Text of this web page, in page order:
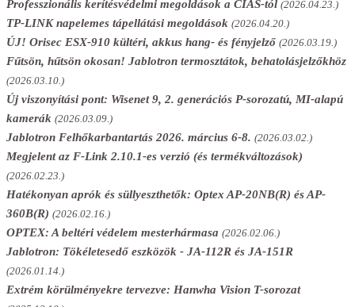
Professzionális kerítésvédelmi megoldások a CIAS-tól (2026.04.23.)
TP-LINK napelemes tápellátási megoldások (2026.04.20.)
ÚJ! Orisec ESX-910 kültéri, akkus hang- és fényjelző (2026.03.19.)
Fűtsön, hűtsön okosan! Jablotron termosztátok, behatolásjelzőkhöz
(2026.03.10.)
Új viszonyítási pont: Wisenet 9, 2. generációs P-sorozatú, MI-alapú
kamerák (2026.03.09.)
Jablotron Felhőkarbantartás 2026. március 6-8. (2026.03.02.)
Megjelent az F-Link 2.10.1-es verzió (és termékváltozások)
(2026.02.23.)
Hatékonyan aprók és süllyeszthetők: Optex AP-20NB(R) és AP-
360B(R) (2026.02.16.)
OPTEX: A beltéri védelem mesterhármasa (2026.02.06.)
Jablotron: Tökéletesedő eszközök - JA-112R és JA-151R
(2026.01.14.)
Extrém körülményekre tervezve: Hanwha Vision T-sorozat